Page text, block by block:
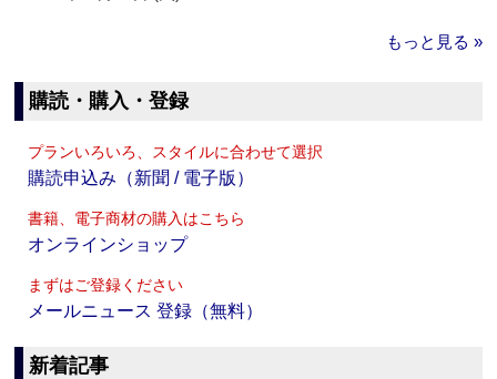
もっと見る »
購読・購入・登録
プランいろいろ、スタイルに合わせて選択
購読申込み（新聞 / 電子版）
書籍、電子商材の購入はこちら
オンラインショップ
まずはご登録ください
メールニュース 登録（無料）
新着記事